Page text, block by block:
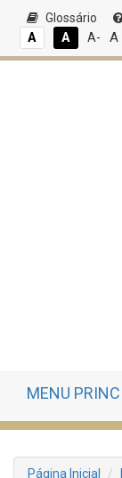
Glossário
A
A A- A
MENU
Página Inicial